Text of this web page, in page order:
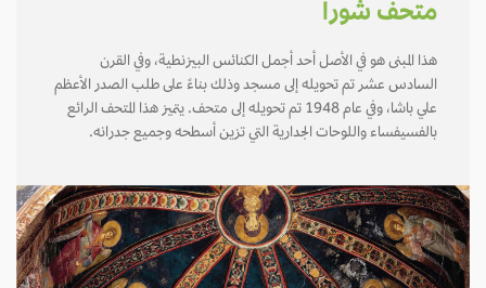
متحف شورا
هذا المبنى هو في الأصل أحد أجمل الكنائس البيزنطية، وفي القرن
السادس عشر تم تحويله إلى مسجد وذلك بناءً على طلب الصدر الأعظم
علي باشا، وفي عام 1948 تم تحويله إلى متحف. يتميز هذا المتحف الرائع
بالفسيفساء واللوحات الجدارية التي تزين أسطحه وجميع جدرانه.